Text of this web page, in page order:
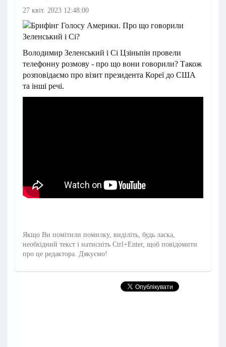
27 квіт. 2023 12:48:00
Володимир Зеленський і Сі Цзіньпін провели
телефонну розмову - про що вони говорили? Також
розповідаємо про візит президента Кореї до США
та інші речі.
Якщо Ви помітили помилку, виділіть, будь ласка,
необхідний текст і натисніть Ctrl+Enter, щоб повідомити
про це редактора. Дякуємо!